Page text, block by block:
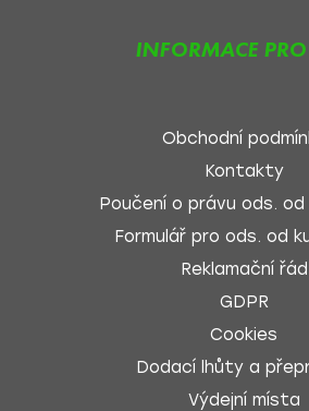
INFORMACE
Obchodní
Kontakty
Poučení o právu ods. od
Formulář pro ods. od
Reklamační řád
GDPR
Cookies
Dodací lhůty a
Výdejní místa